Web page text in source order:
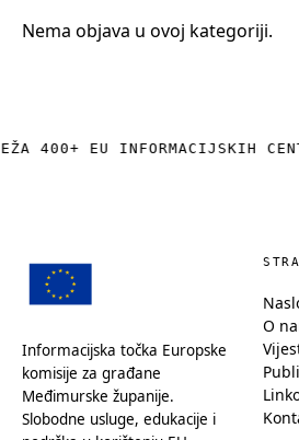
Nema objava u ovoj kategoriji.
400+ EU INFORMACIJSKIH
Informacijska točka Europske
komisije za građane
Međimurske županije.
Slobodne usluge, edukacije i
O